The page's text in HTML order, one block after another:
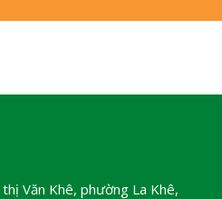
Văn Khê, phường La Khê,